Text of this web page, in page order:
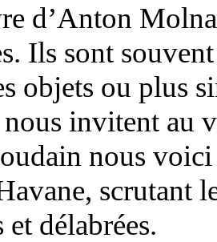
d’Anton
Ils sont
objets ou plus
invitent au
nous
scrutant
délabrées.